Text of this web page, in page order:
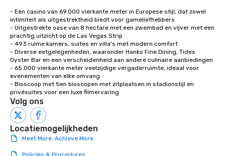
- Een casino van 69.000 vierkante meter in Europese stijl, dat zowel
intimiteit als uitgestrektheid biedt voor gameliefhebbers
- Uitgestrekte oase van 8 hectare met een zwembad en vijver met een
prachtig uitzicht op de Las Vegas Strip
- 493 ruime kamers, suites en villa's met modern comfort
- Diverse eetgelegenheden, waaronder Hanks Fine Dining, Tides
Oyster Bar en een verscheidenheid aan andere culinaire aanbiedingen
- 65.000 vierkante meter veelzijdige vergaderruimte, ideaal voor
evenementen van elke omvang
- Bioscoop met tien bioscopen met zitplaatsen in stadionstijl en
privésuites voor een luxe filmervaring
Volg ons
Locatiemogelijkheden
Meet More. Achieve More